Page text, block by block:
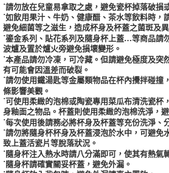
˙請勿放在兒童易拿取之處，避免瓷杯掉落破損
˙如飲用果汁、牛奶、健康醋、茶水等飲料時，
避免細菌等之滋生，造成杯身及杯蓋之菌斑及
˙鎏金系列、貼花系列及隨身杯上蓋…等商品請
波爐及置於爐火旁避免損壞變形。
˙本產品請勿冷凍，可冷藏。但請避免極度及突
有可能會因溫差而破裂。
˙請勿使用鐵湯匙等金屬類物品在杯內攪拌碰撞
條影響美觀。
˙可使用柔緻的泡棉或陶瓷專用菜瓜布清洗瓷杯
身釉面之物品。杯蓋則使用柔緻的泡棉洗淨，
˙每次使用後請務必將杯身及杯蓋等充份洗淨、
˙請勿將隨身杯杯身及杯蓋浸泡於水中，可避免
致上蓋活瓷片等脫落狀況。
˙隨身杯注入熱水時請八分滿即可，使其有熱氣
˙隨身杯請確實關妥杯蓋，避免外漏。